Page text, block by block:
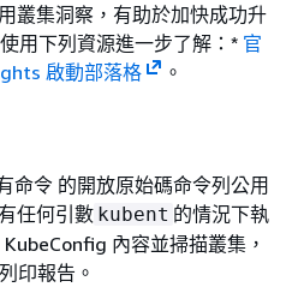
叢集洞察，有助於加快成功升
用下列資源進一步了解：* 官
啟動部落格 。
命令 的開放原始碼命令列公用
任何引數 kubent 的情況下執
內容並掃描叢集，
印報告。